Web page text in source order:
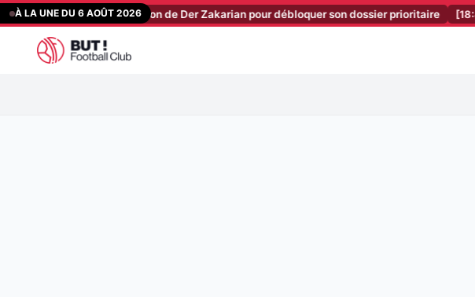
Aller
au
contenu
À LA UNE DU 6 AOÛT 2026
: le coup de pression de Der Zakarian pour débloquer son dossier prioritaire [18:40] ASSE